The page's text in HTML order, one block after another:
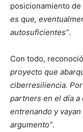
posicionamiento
es que,
autosuficientes”.
Con todo,
proyecto que
ciberresiliencia.
partners en el día a
entrenando y
argumento”.